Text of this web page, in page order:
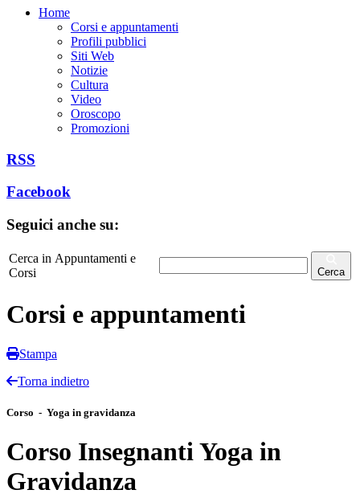
Home
Corsi e appuntamenti
Profili pubblici
Siti Web
Notizie
Cultura
Video
Oroscopo
Promozioni
RSS
Facebook
Seguici anche su:
Cerca in Appuntamenti e
Corsi
Cerca
Corsi e appuntamenti
Stampa
Torna indietro
Corso - Yoga in gravidanza
Corso Insegnanti Yoga in
Gravidanza